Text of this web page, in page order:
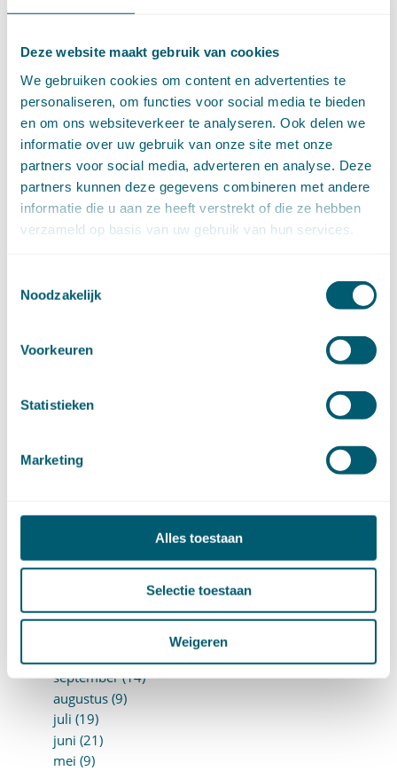
Deze website maakt gebruik van cookies
We gebruiken cookies om content en advertenties te
personaliseren, om functies voor social media te bieden
en om ons websiteverkeer te analyseren. Ook delen we
informatie over uw gebruik van onze site met onze
partners voor social media, adverteren en analyse. Deze
partners kunnen deze gegevens combineren met andere
informatie die u aan ze heeft verstrekt of die ze hebben
verzameld op basis van uw gebruik van hun services.
Noodzakelijk
Voorkeuren
Statistieken
Marketing
Alles toestaan
Selectie toestaan
Weigeren
maart (17)
januari (14)
2025 (153)
december (15)
november (15)
oktober (15)
september (8)
augustus (6)
juli (14)
juni (13)
mei (13)
februari (16)
december (16)
september (9)
juli (8)
april (18)
februari (17)
december (12)
september (14)
augustus (9)
juli (19)
juni (21)
mei (9)